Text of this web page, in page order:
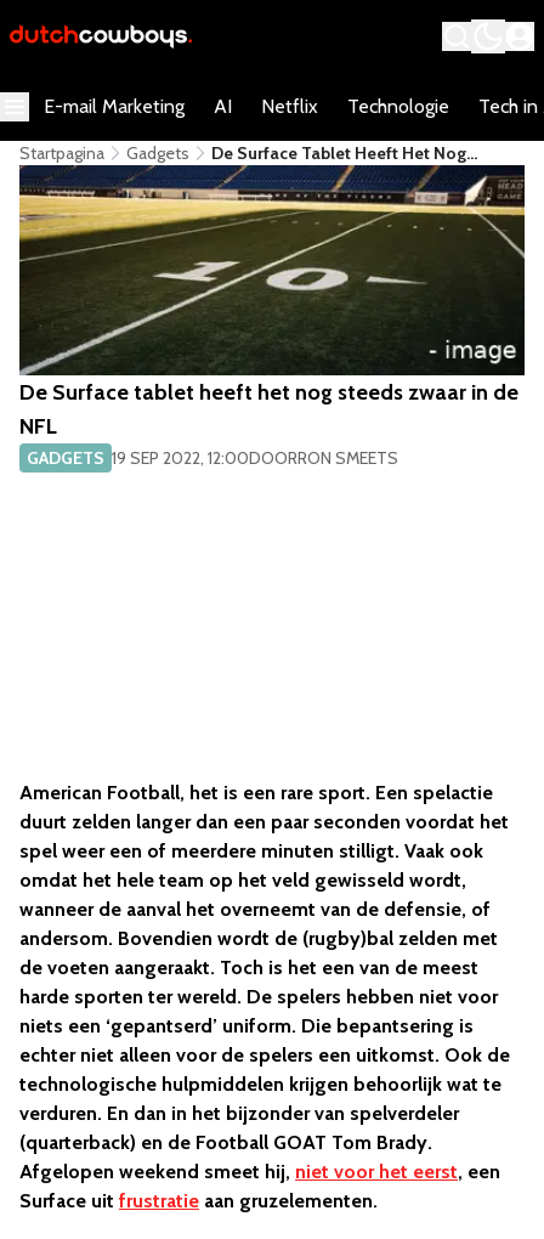
E-mail Marketing AI Netflix Technologie Tech in
Startpagina Gadgets
De Surface Tablet Heeft Het Nog
Steeds Zwaar In De NFL
De Surface tablet heeft het nog steeds zwaar in de
NFL
GADGETS 19 SEP 2022, 12:00DOORRON SMEETS
American Football, het is een rare sport. Een spelactie
duurt zelden langer dan een paar seconden voordat het
spel weer een of meerdere minuten stilligt. Vaak ook
omdat het hele team op het veld gewisseld wordt,
wanneer de aanval het overneemt van de defensie, of
andersom. Bovendien wordt de (rugby)bal zelden met
de voeten aangeraakt. Toch is het een van de meest
harde sporten ter wereld. De spelers hebben niet voor
niets een ‘gepantserd’ uniform. Die bepantsering is
echter niet alleen voor de spelers een uitkomst. Ook de
technologische hulpmiddelen krijgen behoorlijk wat te
verduren. En dan in het bijzonder van spelverdeler
(quarterback) en de Football GOAT Tom Brady.
Afgelopen weekend smeet hij, niet voor het eerst, een
Surface uit frustratie aan gruzelementen.